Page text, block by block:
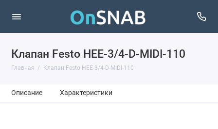
Клапан Festo HEE-3/4-D-MIDI-110
Главная Клапан Festo HEE-3/4-D-MIDI-110
Описание Характеристики